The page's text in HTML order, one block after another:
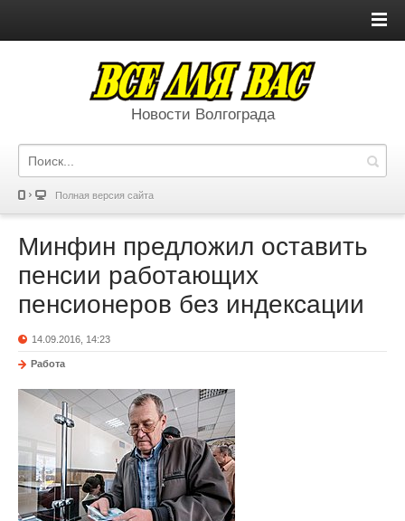
Новости Волгограда
Полная версия сайта
Минфин предложил оставить
пенсии работающих
пенсионеров без индексации
14.09.2016, 14:23
Работа